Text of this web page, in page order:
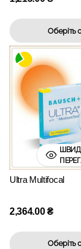
Оберіть
Ultra Multifocal
2,364.00₴
Оберіть